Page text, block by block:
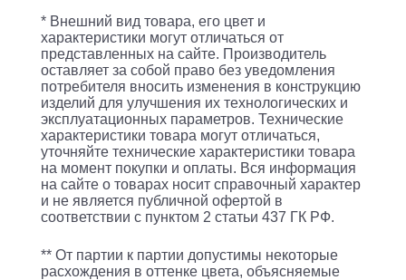
12функц.
черный/
красный
* Внешний вид товара, его цвет и
характеристики могут отличаться от
представленных на сайте. Производитель
оставляет за собой право без уведомления
потребителя вносить изменения в конструкцию
изделий для улучшения их технологических и
эксплуатационных параметров. Технические
характеристики товара могут отличаться,
уточняйте технические характеристики товара
на момент покупки и оплаты. Вся информация
на сайте о товарах носит справочный характер
и не является публичной офертой в
соответствии с пунктом 2 статьи 437 ГК РФ.
** От партии к партии допустимы некоторые
расхождения в оттенке цвета, объясняемые